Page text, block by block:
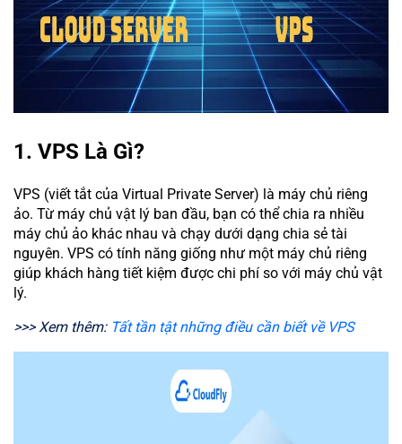
1. VPS Là Gì?
VPS (viết tắt của Virtual Private Server) là máy chủ riêng
ảo. Từ máy chủ vật lý ban đầu, bạn có thể chia ra nhiều
máy chủ ảo khác nhau và chạy dưới dạng chia sẻ tài
nguyên. VPS có tính năng giống như một máy chủ riêng
giúp khách hàng tiết kiệm được chi phí so với máy chủ vật
lý.
>>> Xem thêm: Tất tần tật những điều cần biết về VPS